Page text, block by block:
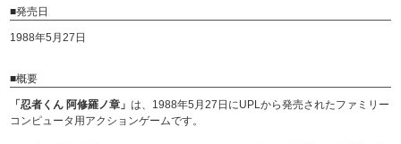
■発売日
1988年5月27日
■概要
「忍者くん 阿修羅ノ章」は、1988年5月27日にUPLから発売されたファミリー
コンピュータ用アクションゲームです。